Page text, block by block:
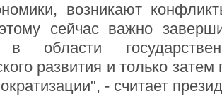
возникают
сейчас важно
области
развития и только
- считает